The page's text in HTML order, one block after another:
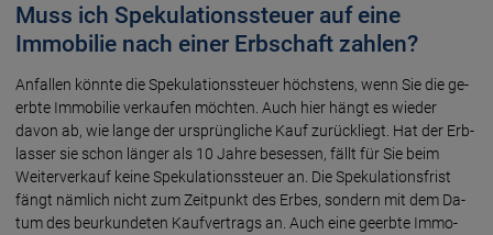
Muss ich Spekulationssteuer auf eine
Immobilie nach einer Erbschaft zahlen?
An­fal­len könn­te die Spekula­tions­steuer höchs­tens, wenn Sie die ge­
erb­te Immo­bi­lie ver­kau­fen möch­ten. Auch hier hängt es wie­der
davon ab, wie lan­ge der ur­sprüng­liche Kauf zurück­liegt. Hat der Erb­
las­ser sie schon län­ger als 10 Ja­hre beses­sen, fällt für Sie beim
Weiter­ver­kauf keine Spekula­tions­steuer an. Die Speku­la­tions­frist
fängt näm­lich nicht zum Zeit­punkt des Er­bes, son­dern mit dem Da­
tum des beur­kun­de­ten Kauf­ver­trags an. Auch eine ge­erb­te Immo­